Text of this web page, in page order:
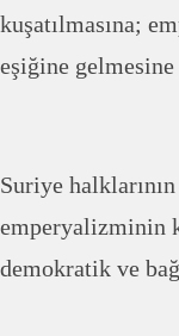
kuşatılmasına;
eşiğine
Suriye
emperyalizminin
demokratik ve